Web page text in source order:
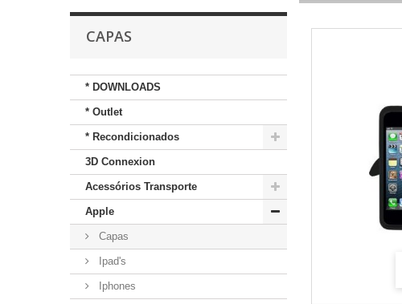
CAPAS
* DOWNLOADS
* Outlet
* Recondicionados
3D Connexion
Acessórios Transporte
Apple
Capas
Ipad's
Iphones